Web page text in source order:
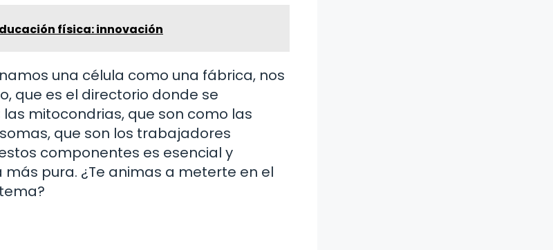
física: innovación
una célula como una fábrica, nos
que es el directorio donde se
mitocondrias, que son como las
que son los trabajadores
componentes es esencial y
pura. ¿Te animas a meterte en el